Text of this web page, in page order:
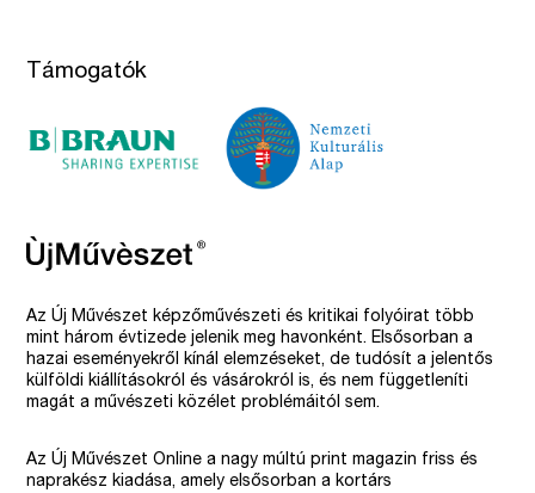
Támogatók
Az Új Művészet képzőművészeti és kritikai folyóirat több
mint három évtizede jelenik meg havonként. Elsősorban a
hazai eseményekről kínál elemzéseket, de tudósít a jelentős
külföldi kiállításokról és vásárokról is, és nem függetleníti
magát a művészeti közélet problémáitól sem.
Az Új Művészet Online a nagy múltú print magazin friss és
naprakész kiadása, amely elsősorban a kortárs